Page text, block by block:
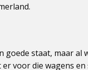
goede staat, maar al
voor die wagens